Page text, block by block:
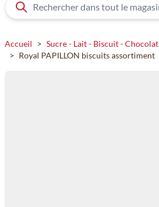
Accueil > Sucre - Lait - Biscuit - Chocolat
> Royal PAPILLON biscuits assortiment